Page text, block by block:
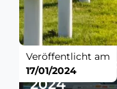
2024
Veröffentlicht am
17/01/2024